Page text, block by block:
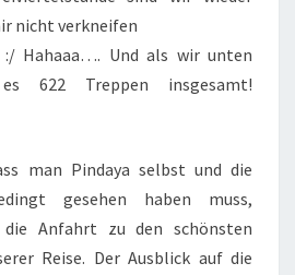
nicht verkneifen
:/ Hahaaa…. Und als wir unten
622 Treppen insgesamt!
man Pindaya selbst und die
gesehen haben muss,
Anfahrt zu den schönsten
Reise. Der Ausblick auf die